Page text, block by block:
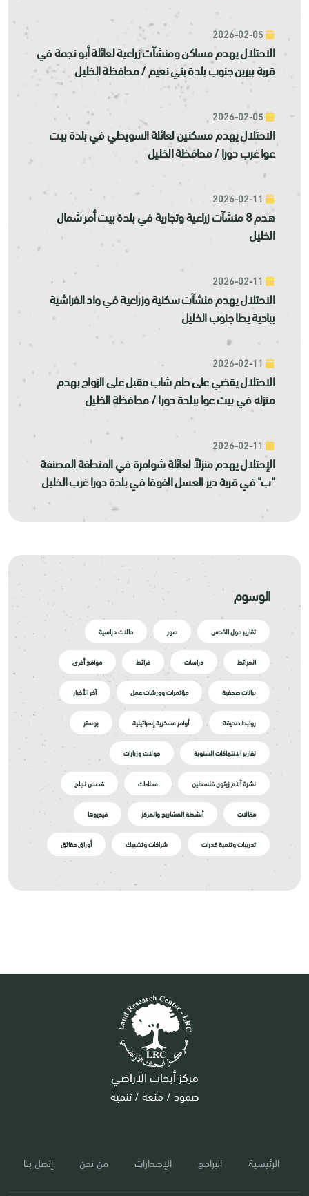
الاحتلال يهدم مساكن ومنشآت زراعية لعائلة أبو نجمة في
قرية بيرين جنوب بلدة بني نعيم / محافظة الخليل
الاحتلال يهدم مسكنين لعائلة السويطي في بلدة بيت
عوا غرب دورا / محافظة الخليل
هدم 8 منشآت زراعية وتجارية في بلدة بيت أمر شمال
الخليل
الاحتلال يهدم منشآت سكنية وزراعية في واد الفراشية
ببادية يطا جنوب الخليل
الاحتلال يقضي على حلم شاب مقبل على الزواج بهدم
منزله في بيت عوا ببلدة دورا / محافظة الخليل
الإحتلال يهدم منزلاً لعائلة شوامرة في المنطقة المصنفة
"ب" في قرية دير العسل الفوقا في بلدة دورا غرب الخليل
الوسوم
تقارير حول القدس صور حالات دراسية
الخرائط دراسات خرائط مواقع أخرى
بيانات صحفية مؤتمرات وورشات عمل آخر الأخبار
روابط صديقة أوامر عسكرية إسرائيلية بوستر
تقارير الانتهاكات السنوية جولات وزيارات
نشرة آلام زيتون فلسطين عطاءات قصص نجاح
مقالات أنشطة المشاريع والمركز فيديوها
تدريبات وتنمية قدرات شراكات وتشبيك أوراق حقائق
مركز أبحاث الأراضي
صمود / منعة / تنمية
الرئيسية البرامج الإصدارات من نحن إتصل بنا